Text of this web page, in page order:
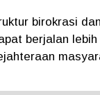
birokrasi
berjalan